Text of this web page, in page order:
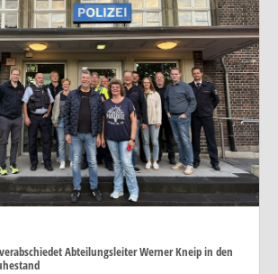
Abteilungsleiter Werner Kneip in den